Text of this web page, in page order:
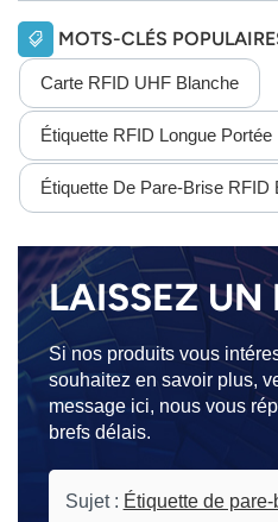
MOTS-CLÉS
Carte RFID UHF Blanche
Étiquette RFID Longue Portée
Étiquette De Pare-Brise RFID
LAISSEZ UN
Si nos produits vous
souhaitez en savoir plus,
message ici, nous vous
brefs délais.
Sujet : Étiquette de